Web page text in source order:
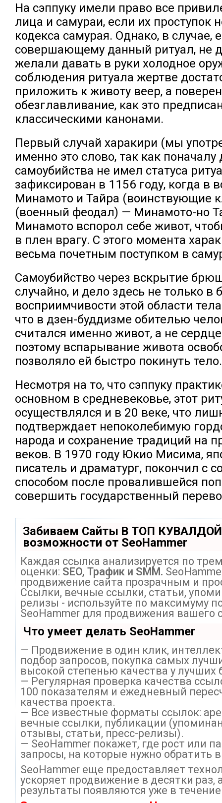
На сэппуку имели право все
лица и самураи, если их проступок
кодекса самурая. Однако, в случае,
совершающему данный ритуал, не
желали давать в руки холодное
соблюдения ритуала жертве
приложить к животу веер, а
обезглавливание, как это
классическими канонами.
Первый случай харакири (мы
именно это слово, так как
самоубийства не имел статуса
зафиксирован в 1156 году, когда в
Минамото и Тайра (воинствующие
(военный феодал) — Минамото-но
Минамото вспорол себе живот,
в плен врагу. С этого момента
весьма почетным поступком в
Самоубийство через вскрытие
случайно, и дело здесь не только в
восприимчивости этой области
что в дзен-буддизме обителью
считался именно живот, а не
поэтому вспарывание живота
позволяло ей быстро покинуть тело.
Несмотря на то, что сэппуку
основном в средневековье, этот
осуществлялся и в 20 веке, что
подтверждает непоколебимую
народа и сохранение традиций на
веков. В 1970 году Юкио Мисима,
писатель и драматург, покончил с
способом после провалившейся
совершить государственный
Забиваем Сайты В ТОП
возможности от SeoHammer
Каждая ссылка анализируется по
оценки: SEO, Трафик и SMM.
продвижение сайта прозрачным и
Ссылки, вечные ссылки, статьи,
релизы - используйте по максимуму
SeoHammer для продвижения вашего
Что умеет делать SeoHammer
— Продвижение в один клик,
подбор запросов, покупка самых
высокой степенью качества у лучших
— Регулярная проверка качества
100 показателям и ежедневный
качества проекта.
— Все известные форматы ссылок:
вечные ссылки, публикации
отзывы, статьи, пресс-релизы).
— SeoHammer покажет, где рост или
запросы, на которые нужно обратить
SeoHammer еще предоставляет
ускоряет продвижение в десятки раз,
результаты появляются уже в